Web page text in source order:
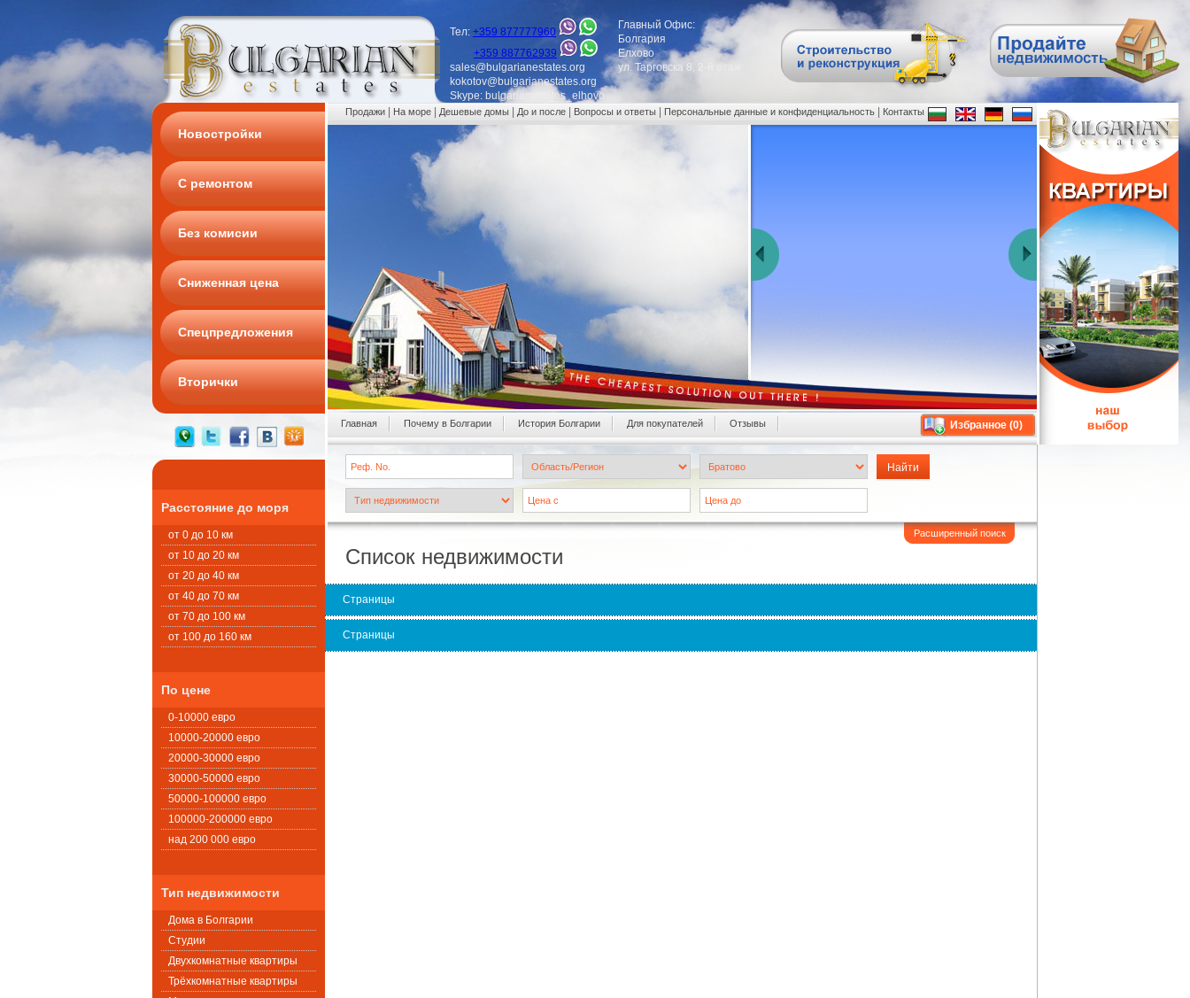
Тел: +359 877777960
+359 887762939
sales@bulgarianestates.org
kokotov@bulgarianestates.org
Skype: bulgarianestates_elhovo
Главный Офис:
Болгария
Елхово
ул. Тарговска 8, 2-й етаж
Новостройки
С ремонтом
Без комисии
Сниженная цена
Спецпредложения
Вторички
Расстояние до моря
от 0 до 10 км
от 10 до 20 км
от 20 до 40 км
от 40 до 70 км
от 70 до 100 км
от 100 до 160 км
По цене
0-10000 евро
10000-20000 евро
20000-30000 евро
30000-50000 евро
50000-100000 евро
100000-200000 евро
над 200 000 евро
Тип недвижимости
Дома в Болгарии
Студии
Двухкомнатные квартиры
Трёхкомнатные квартиры
Продажи На море Дешевые домы До и после Вопросы и ответы Персональные данные и конфиденциальность Контакты
Главная Почему в Болгарии История Болгарии Для покупателей Oтзывы Избранное (0)
Расширенный поиск
Список недвижимости
Страницы
Страницы